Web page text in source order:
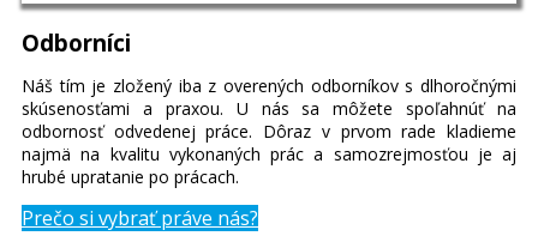
Odborníci
Náš tím je zložený iba z overených odborníkov s dlhoročnými
skúsenosťami a praxou. U nás sa môžete spoľahnúť na
odbornosť odvedenej práce. Dôraz v prvom rade kladieme
najmä na kvalitu vykonaných prác a samozrejmosťou je aj
hrubé upratanie po prácach.
Prečo si vybrať práve nás?